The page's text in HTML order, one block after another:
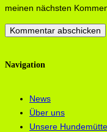
meinen nächsten
Navigation
News
Über uns
Unsere